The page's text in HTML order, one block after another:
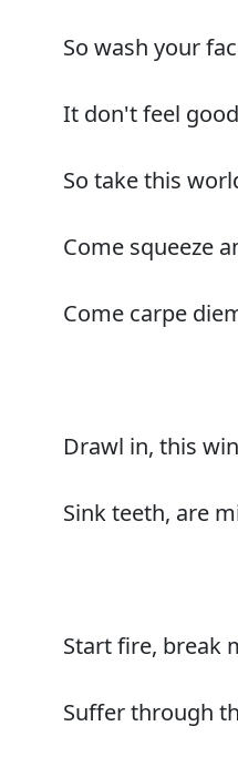
So wash your
It don't feel
So take this
Come squeeze
Come carpe
Drawl in, this
Sink teeth, are
Start fire, break
Suffer through